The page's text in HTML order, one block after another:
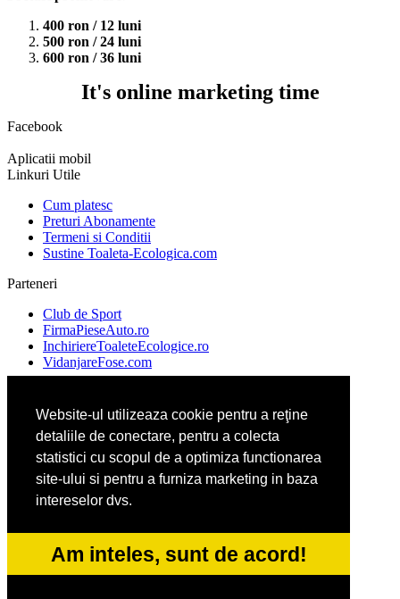
Website-ul utilizeaza cookie pentru a reţine
detaliile de conectare, pentru a colecta
statistici cu scopul de a optimiza functionarea
site-ului si pentru a furniza marketing in baza
intereselor dvs.
Am inteles, sunt de acord!
400 ron / 12 luni
500 ron / 24 luni
600 ron / 36 luni
It's online marketing time
Facebook
Aplicatii mobil
Linkuri Utile
Cum platesc
Preturi Abonamente
Termeni si Conditii
Sustine Toaleta-Ecologica.com
Parteneri
Club de Sport
FirmaPieseAuto.ro
InchiriereToaleteEcologice.ro
VidanjareFose.com
Ambalaje Romania
Apicultorul.com
Cabinet-Individual.ro
CentruInchirieri.ro
ConstructiiHaleMetalice.ro
FirmaDeratizare.ro
InstructorScoalaAuto.ro
SalonFrizerieCanina.com